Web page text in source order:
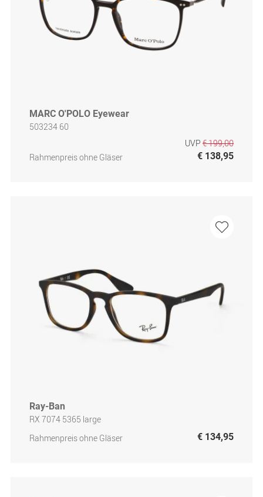
MARC O'POLO Eyewear
503234 60
Rahmenpreis ohne Gläser
UVP € 199,00
€ 138,95
Ray-Ban
RX 7074 5365 large
Rahmenpreis ohne Gläser
€ 134,95